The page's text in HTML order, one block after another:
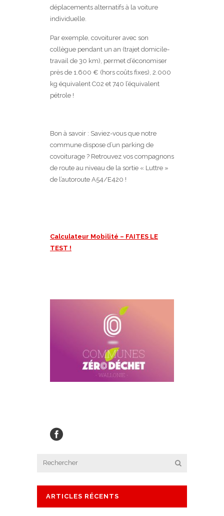
déplacements alternatifs à la voiture
individuelle.
Par exemple, covoiturer avec son
collègue pendant un an (trajet domicile-
travail de 30 km), permet d’économiser
près de 1.600 € (hors coûts fixes), 2.000
kg équivalent C02 et 740 l’équivalent
pétrole !
Bon à savoir : Saviez-vous que notre
commune dispose d’un parking de
covoiturage ? Retrouvez vos compagnons
de route au niveau de la sortie « Luttre »
de l’autoroute A54/E420 !
Calculateur Mobilité – FAITES LE
TEST !
ARTICLES RÉCENTS